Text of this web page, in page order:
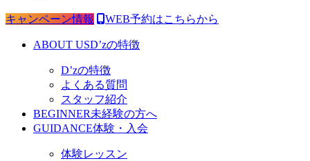
キャンペーン情報 WEB予約はこちらから
ABOUT USD’zの特徴
D’zの特徴
よくある質問
スタッフ紹介
BEGINNER未経験の方へ
GUIDANCE体験・入会
体験レッスン